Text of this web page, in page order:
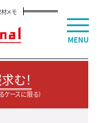
メモ
む！
ケースに限る）
MENU